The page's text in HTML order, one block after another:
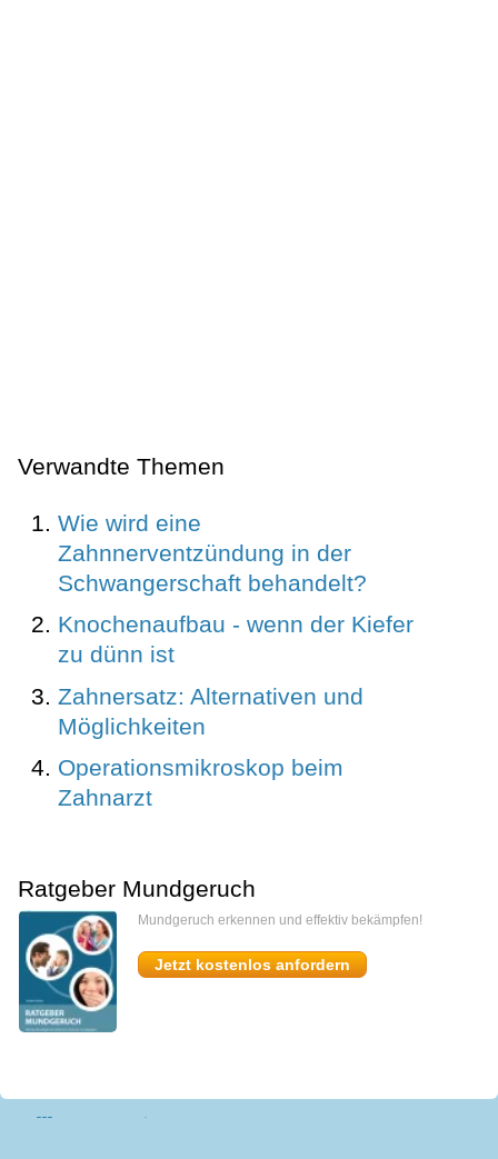
Verwandte Themen
Wie wird eine
Zahnnerventzündung in der
Schwangerschaft behandelt?
Knochenaufbau - wenn der Kiefer
zu dünn ist
Zahnersatz: Alternativen und
Möglichkeiten
Operationsmikroskop beim
Zahnarzt
Ratgeber Mundgeruch
Mundgeruch erkennen und effektiv bekämpfen!
Jetzt kostenlos anfordern